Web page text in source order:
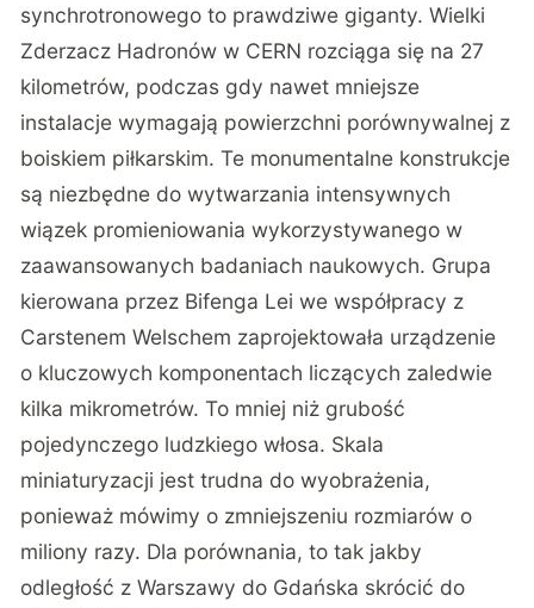
synchrotronowego to prawdziwe giganty. Wielki
Zderzacz Hadronów w CERN rozciąga się na 27
kilometrów, podczas gdy nawet mniejsze
instalacje wymagają powierzchni porównywalnej z
boiskiem piłkarskim. Te monumentalne konstrukcje
są niezbędne do wytwarzania intensywnych
wiązek promieniowania wykorzystywanego w
zaawansowanych badaniach naukowych. Grupa
kierowana przez Bifenga Lei we współpracy z
Carstenem Welschem zaprojektowała urządzenie
o kluczowych komponentach liczących zaledwie
kilka mikrometrów. To mniej niż grubość
pojedynczego ludzkiego włosa. Skala
miniaturyzacji jest trudna do wyobrażenia,
ponieważ mówimy o zmniejszeniu rozmiarów o
miliony razy. Dla porównania, to tak jakby
odległość z Warszawy do Gdańska skrócić do